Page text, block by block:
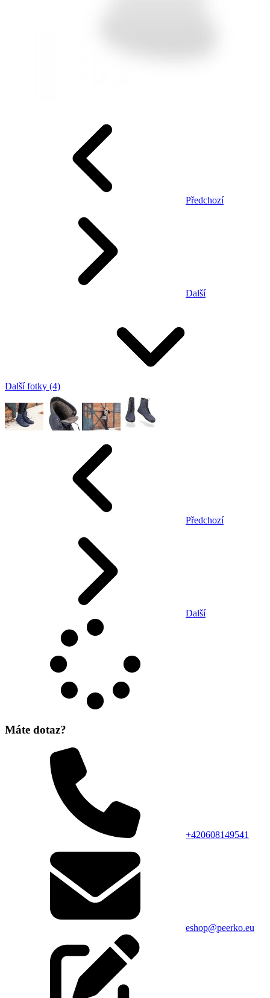
Předchozí
Další
Další fotky (4)
Předchozí
Další
Máte dotaz?
+420608149541
eshop@peerko.eu